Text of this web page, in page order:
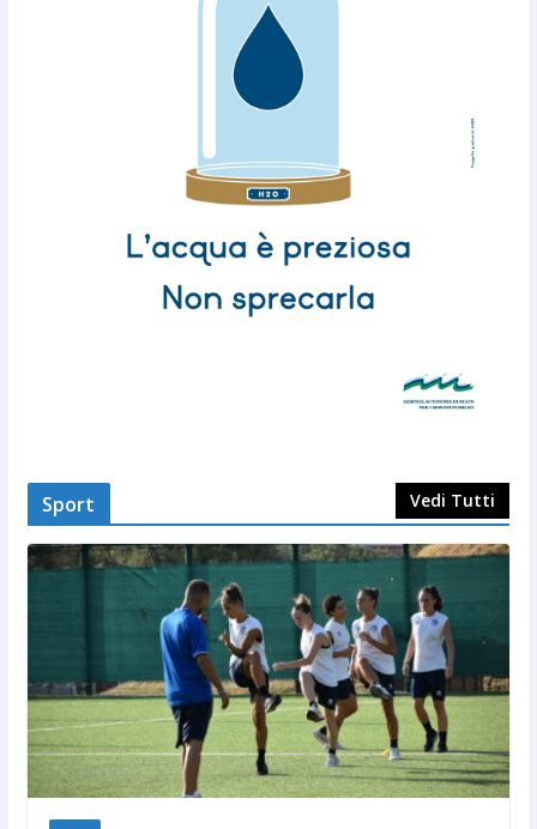
Sport Vedi Tutti